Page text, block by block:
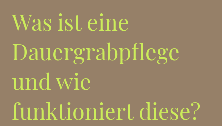
Was ist eine
Dauergrabpflege
und wie
funktioniert diese?